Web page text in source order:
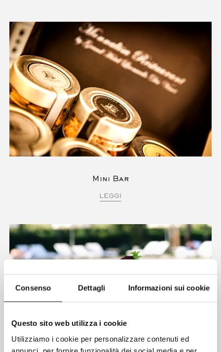
Consenso Dettagli Informazioni sui cookie
Questo sito web utilizza i cookie
Utilizziamo i cookie per personalizzare contenuti ed
annunci, per fornire funzionalità dei social media e per
Mini Bar
LEGGI